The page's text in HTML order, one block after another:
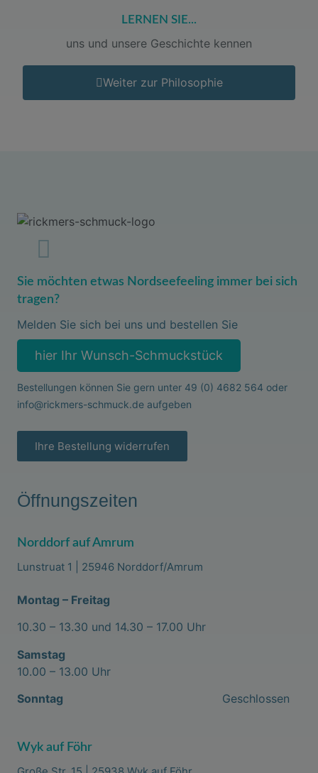
LERNEN SIE...
uns und unsere Geschichte kennen
Weiter zur Philosophie
Sie möchten etwas Nordseefeeling immer bei sich
tragen?
Melden Sie sich bei uns und bestellen Sie
hier Ihr Wunsch-Schmuckstück
Bestellungen können Sie gern unter 49 (0) 4682 564 oder
info@rickmers-schmuck.deaufgeben
Ihre Bestellung widerrufen
Öffnungszeiten
Norddorf auf Amrum
Lunstruat 1 | 25946 Norddorf/Amrum
Montag – Freitag
10.30 – 13.30 und 14.30 – 17.00 Uhr
Samstag
10.00 – 13.00 Uhr
Sonntag Geschlossen
Wyk auf Föhr